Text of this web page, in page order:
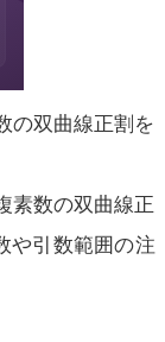
の双曲線正割を
素数の双曲線正
や引数範囲の注